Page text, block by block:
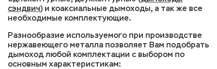
сэндвич) и коаксиальные дымоходы, а так же все
необходимые комплектующие.
Разнообразие используемого при производстве
нержавеющего металла позволяет Вам подобрать
дымоход любой комплектации с выбором по
основным характеристикам: